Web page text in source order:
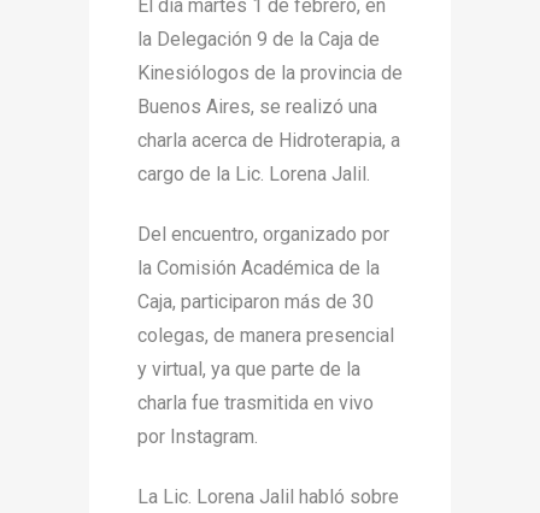
El día martes 1 de febrero, en
la Delegación 9 de la Caja de
Kinesiólogos de la provincia de
Buenos Aires, se realizó una
charla acerca de Hidroterapia, a
cargo de la Lic. Lorena Jalil.
Del encuentro, organizado por
la Comisión Académica de la
Caja, participaron más de 30
colegas, de manera presencial
y virtual, ya que parte de la
charla fue trasmitida en vivo
por Instagram.
La Lic. Lorena Jalil habló sobre